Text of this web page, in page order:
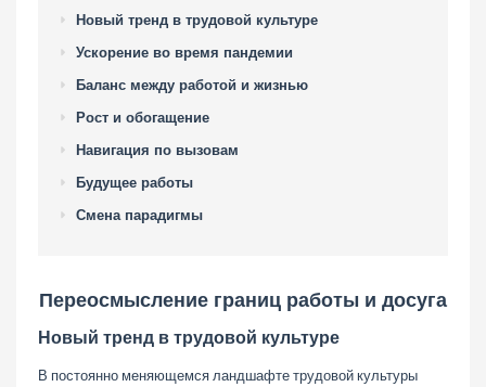
Новый тренд в трудовой культуре
Ускорение во время пандемии
Баланс между работой и жизнью
Рост и обогащение
Навигация по вызовам
Будущее работы
Смена парадигмы
Переосмысление границ работы и досуга
Новый тренд в трудовой культуре
В постоянно меняющемся ландшафте трудовой культуры